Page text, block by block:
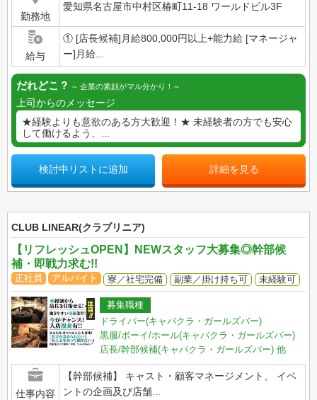
勤務地
愛知県名古屋市中村区椿町11-18 ワールドビル3F
給与
① [店長候補]月給800,000円以上+能力給 [マネージャ
ー]月給...
だれどこ？ 企業の素顔がマル分かり！
上司からのメッセージ
★経験よりも意欲のある方大歓迎！★ 未経験者の方でも安心
して働けるよう、...
検討中リストに追加 詳細を見る
CLUB LINEAR(クラブリニア)
【リフレッシュOPEN】NEWスタッフ大募集◎幹部候
補・即戦力求む!!
正社員 アルバイト 寮／社宅完備 副業／掛け持ち可 未経験可
募集職種
ドライバー(キャバクラ・ガールズバー)
黒服/ボーイ/ホール(キャバクラ・ガールズバー)
店長/幹部候補(キャバクラ・ガールズバー) 他
仕事内容
【幹部候補】 キャスト・顧客マネージメント、 イベ
ントの企画及び店舗...